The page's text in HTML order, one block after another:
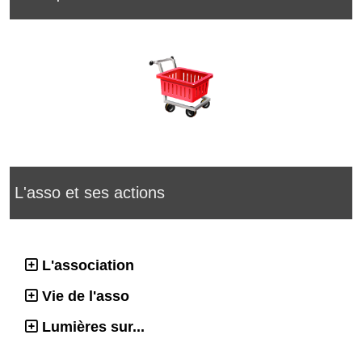
L'asso et ses actions
L'association
Vie de l'asso
Lumières sur...